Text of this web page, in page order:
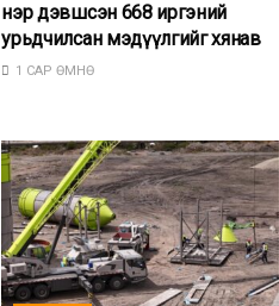
нэр дэвшсэн 668 иргэний
урьдчилсан мэдүүлгийг хянав
1 САР ӨМНӨ